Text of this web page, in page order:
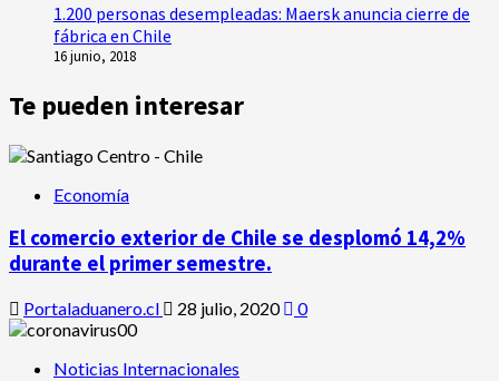
1.200 personas desempleadas: Maersk anuncia cierre de
fábrica en Chile
16 junio, 2018
Te pueden interesar
Economía
El comercio exterior de Chile se desplomó 14,2%
durante el primer semestre.
Portaladuanero.cl 28 julio, 2020 0
Noticias Internacionales